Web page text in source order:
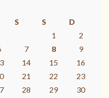
S S
D
1
2
7 8
9
14 15
16
21 22
23
28 29
30